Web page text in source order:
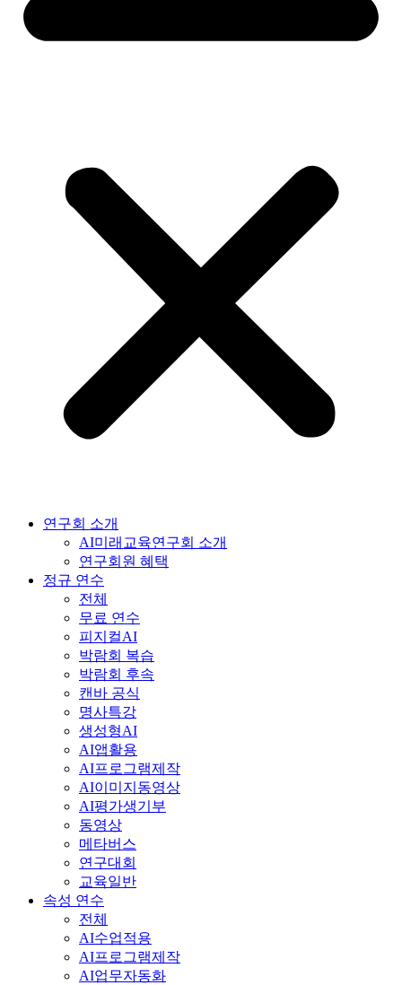
연구회 소개
AI미래교육연구회 소개
연구회원 혜택
정규 연수
전체
무료 연수
피지컬AI
박람회 복습
박람회 후속
캔바 공식
명사특강
생성형AI
AI앱활용
AI프로그램제작
AI이미지동영상
AI평가생기부
동영상
메타버스
연구대회
교육일반
속성 연수
전체
AI수업적용
AI프로그램제작
AI업무자동화